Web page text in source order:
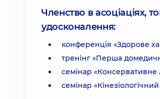
Членство в асоціаціях,
удосконалення:
конференція «Здорове
тренінг «Перша
семінар «Консервативне
семінар